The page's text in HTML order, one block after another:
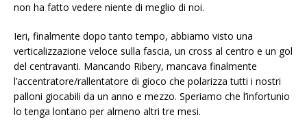
non ha fatto vedere niente di meglio di noi.
Ieri, finalmente dopo tanto tempo, abbiamo visto una
verticalizzazione veloce sulla fascia, un cross al centro e un gol
del centravanti. Mancando Ribery, mancava finalmente
l’accentratore/rallentatore di gioco che polarizza tutti i nostri
palloni giocabili da un anno e mezzo. Speriamo che l’infortunio
lo tenga lontano per almeno altri tre mesi.